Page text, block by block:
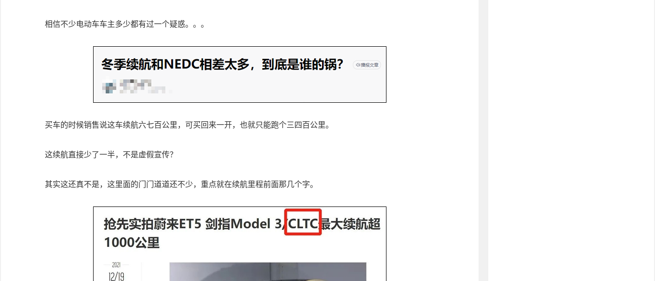
相信不少电动车车主多少都有过一个疑惑。。。
买车的时候销售说这车续航六七百公里，可买回来一开，也就只能跑个三四百公里。
这续航直接少了一半，不是虚假宣传？
其实这还真不是，这里面的门门道道还不少，重点就在续航里程前面那几个字。